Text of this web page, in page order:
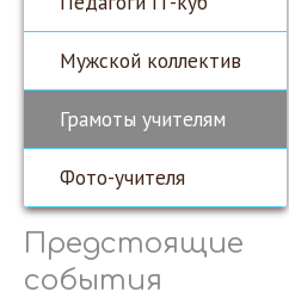
Мужской коллектив
Грамоты учителям
Фото-учителя
Предстоящие
события